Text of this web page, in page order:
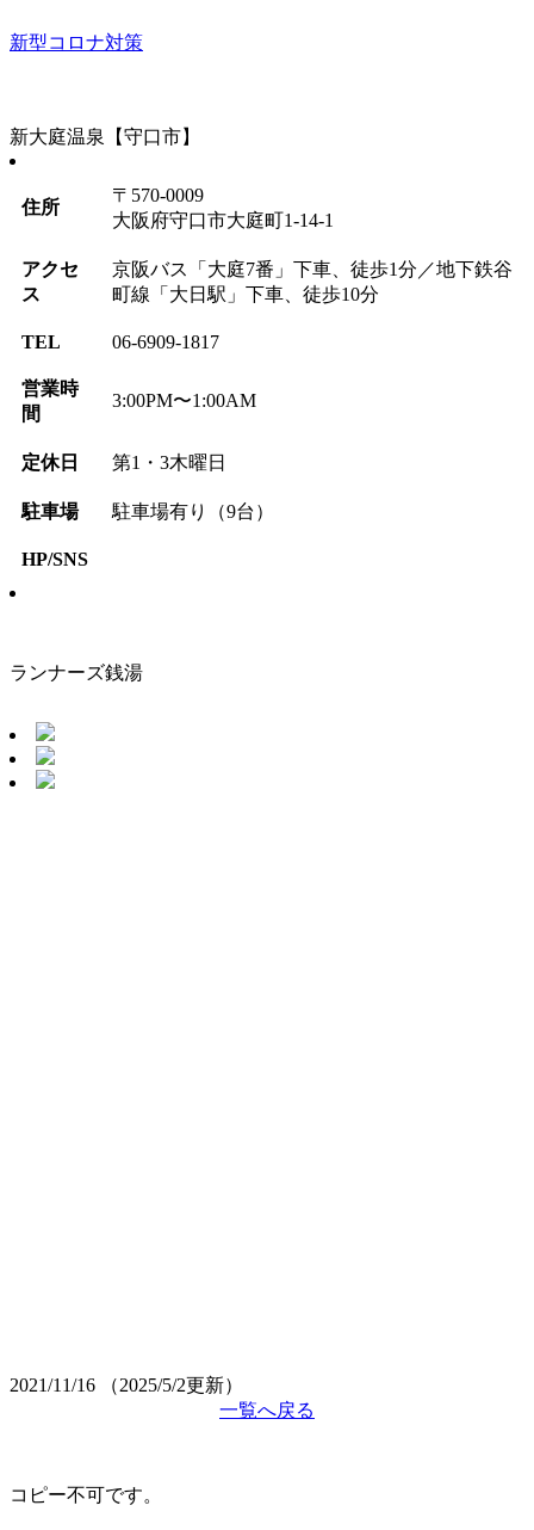
新型コロナ対策
新大庭温泉【守口市】
住所
〒570-0009
大阪府守口市大庭町1-14-1
アクセ
ス
京阪バス「大庭7番」下車、徒歩1分／地下鉄谷
町線「大日駅」下車、徒歩10分
TEL 06-6909-1817
営業時
間
3:00PM〜1:00AM
定休日 第1・3木曜日
駐車場 駐車場有り（9台）
HP/SNS
ランナーズ銭湯
2021/11/16
（2025/5/2更新）
一覧へ戻る
コピー不可です。